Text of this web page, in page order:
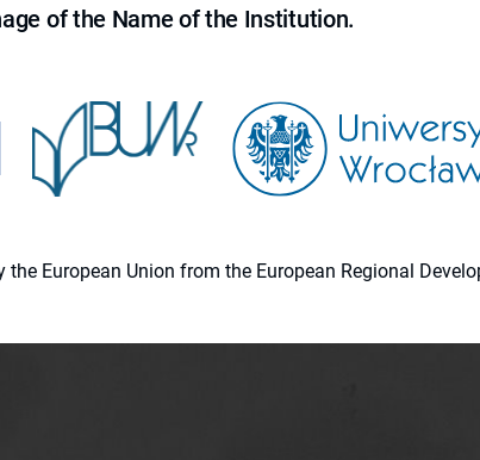
of the Name of the Institution.
European Union from the European Regional